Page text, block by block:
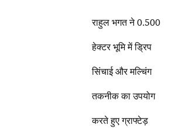
राहुल भगत ने 0.500
हेक्टर भूमि में ड्रिप
सिंचाई और मल्चिंग
तकनीक का उपयोग
करते हुए ग्राफ्टेड़